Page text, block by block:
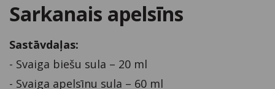
Sarkanais apelsīns
Sastāvdaļas:
- Svaiga biešu sula – 20 ml
- Svaiga apelsīnu sula – 60 ml